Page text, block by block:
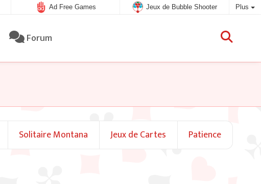
Ad Free Games Jeux de Bubble Shooter Plus
Forum
Solitaire Montana Jeux de Cartes Patience